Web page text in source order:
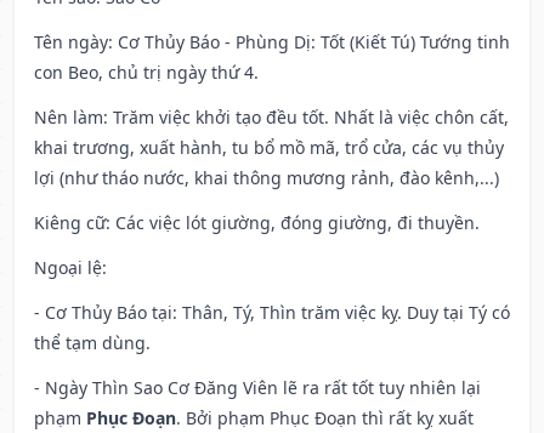
Tên ngày: Cơ Thủy Báo - Phùng Dị: Tốt (Kiết Tú) Tướng tinh
con Beo, chủ trị ngày thứ 4.
Nên làm: Trăm việc khởi tạo đều tốt. Nhất là việc chôn cất,
khai trương, xuất hành, tu bổ mồ mã, trổ cửa, các vụ thủy
lợi (như tháo nước, khai thông mương rảnh, đào kênh,...)
Kiêng cữ: Các việc lót giường, đóng giường, đi thuyền.
Ngoại lệ:
- Cơ Thủy Báo tại: Thân, Tý, Thìn trăm việc kỵ. Duy tại Tý có
thể tạm dùng.
- Ngày Thìn Sao Cơ Đăng Viên lẽ ra rất tốt tuy nhiên lại
phạm Phục Đoạn. Bởi phạm Phục Đoạn thì rất kỵ xuất